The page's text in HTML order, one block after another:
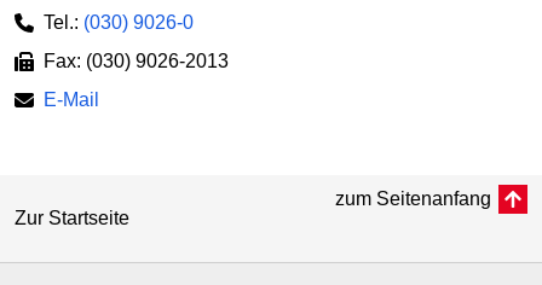
Tel.: (030) 9026-0
Fax: (030) 9026-2013
E-Mail
Zur Startseite
zum Seitenanfang